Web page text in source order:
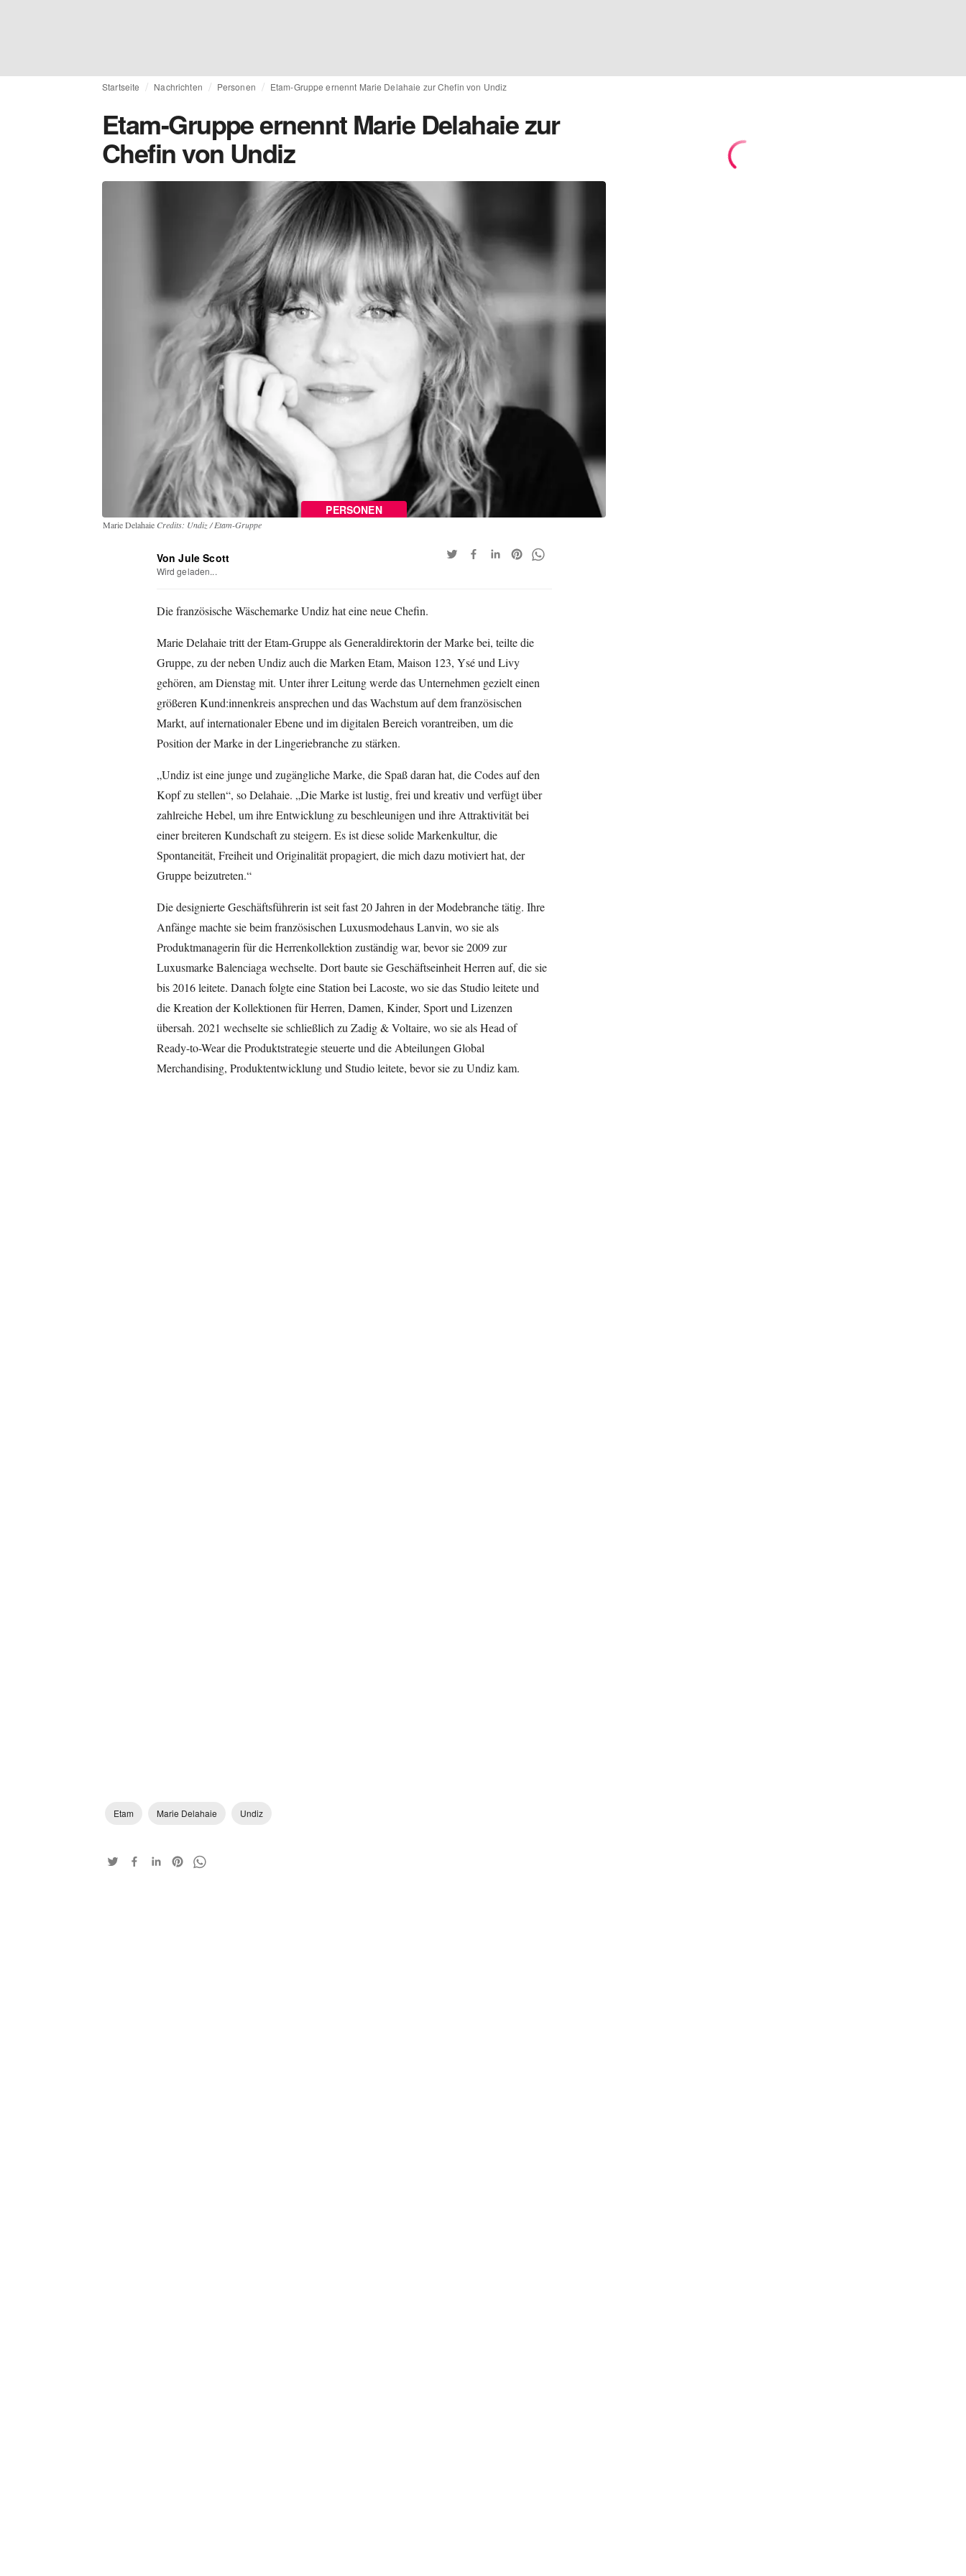
Startseite Nachrichten Personen Etam-Gruppe ernennt Marie Delahaie zur Chefin von Undiz
Etam-Gruppe ernennt Marie Delahaie zur
Chefin von Undiz
PERSONEN
Marie Delahaie Credits: Undiz / Etam-Gruppe
Von Jule Scott
Wird geladen...
Die französische Wäschemarke Undiz hat eine neue Chefin.
Marie Delahaie tritt der Etam-Gruppe als Generaldirektorin der Marke bei, teilte die
Gruppe, zu der neben Undiz auch die Marken Etam, Maison 123, Ysé und Livy
gehören, am Dienstag mit. Unter ihrer Leitung werde das Unternehmen gezielt einen
größeren Kund:innenkreis ansprechen und das Wachstum auf dem französischen
Markt, auf internationaler Ebene und im digitalen Bereich vorantreiben, um die
Position der Marke in der Lingeriebranche zu stärken.
„Undiz ist eine junge und zugängliche Marke, die Spaß daran hat, die Codes auf den
Kopf zu stellen“, so Delahaie. „Die Marke ist lustig, frei und kreativ und verfügt über
zahlreiche Hebel, um ihre Entwicklung zu beschleunigen und ihre Attraktivität bei
einer breiteren Kundschaft zu steigern. Es ist diese solide Markenkultur, die
Spontaneität, Freiheit und Originalität propagiert, die mich dazu motiviert hat, der
Gruppe beizutreten.“
Die designierte Geschäftsführerin ist seit fast 20 Jahren in der Modebranche tätig. Ihre
Anfänge machte sie beim französischen Luxusmodehaus Lanvin, wo sie als
Produktmanagerin für die Herrenkollektion zuständig war, bevor sie 2009 zur
Luxusmarke Balenciaga wechselte. Dort baute sie Geschäftseinheit Herren auf, die sie
bis 2016 leitete. Danach folgte eine Station bei Lacoste, wo sie das Studio leitete und
die Kreation der Kollektionen für Herren, Damen, Kinder, Sport und Lizenzen
übersah. 2021 wechselte sie schließlich zu Zadig & Voltaire, wo sie als Head of
Ready-to-Wear die Produktstrategie steuerte und die Abteilungen Global
Merchandising, Produktentwicklung und Studio leitete, bevor sie zu Undiz kam.
Etam Marie Delahaie Undiz